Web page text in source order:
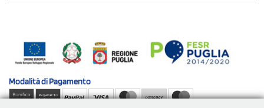
Modalità diPagamento